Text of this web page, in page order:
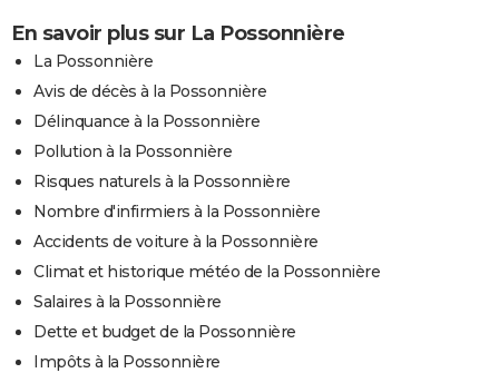
En savoir plus sur La Possonnière
La Possonnière
Avis de décès à la Possonnière
Délinquance à la Possonnière
Pollution à la Possonnière
Risques naturels à la Possonnière
Nombre d'infirmiers à la Possonnière
Accidents de voiture à la Possonnière
Climat et historique météo de la Possonnière
Salaires à la Possonnière
Dette et budget de la Possonnière
Impôts à la Possonnière